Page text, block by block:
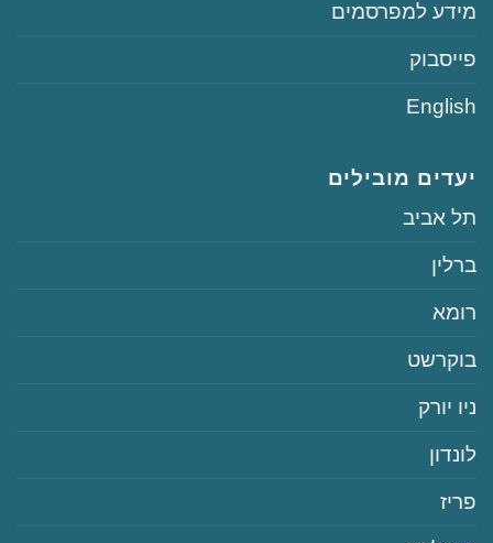
‏‏מידע למפרסמים
‏פייסבוק
English
יעדים מובילים
‏תל אביב
‏ברלין
‏רומא
‏בוקרשט
‏ניו יורק
‏לונדון
‏פריז